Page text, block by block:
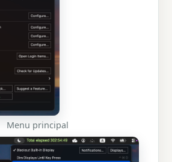
Menu principal